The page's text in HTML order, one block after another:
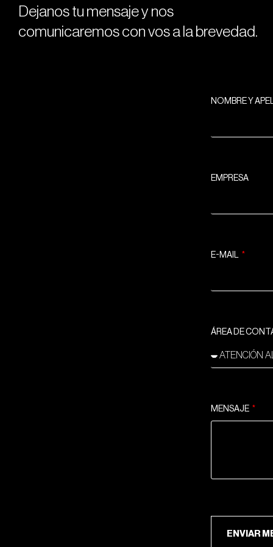
Dejanos tu mensaje y nos
comunicaremos con vos a la brevedad.
NOMBRE Y
EMPRESA
E-MAIL
ÁREA DE
MENSAJE